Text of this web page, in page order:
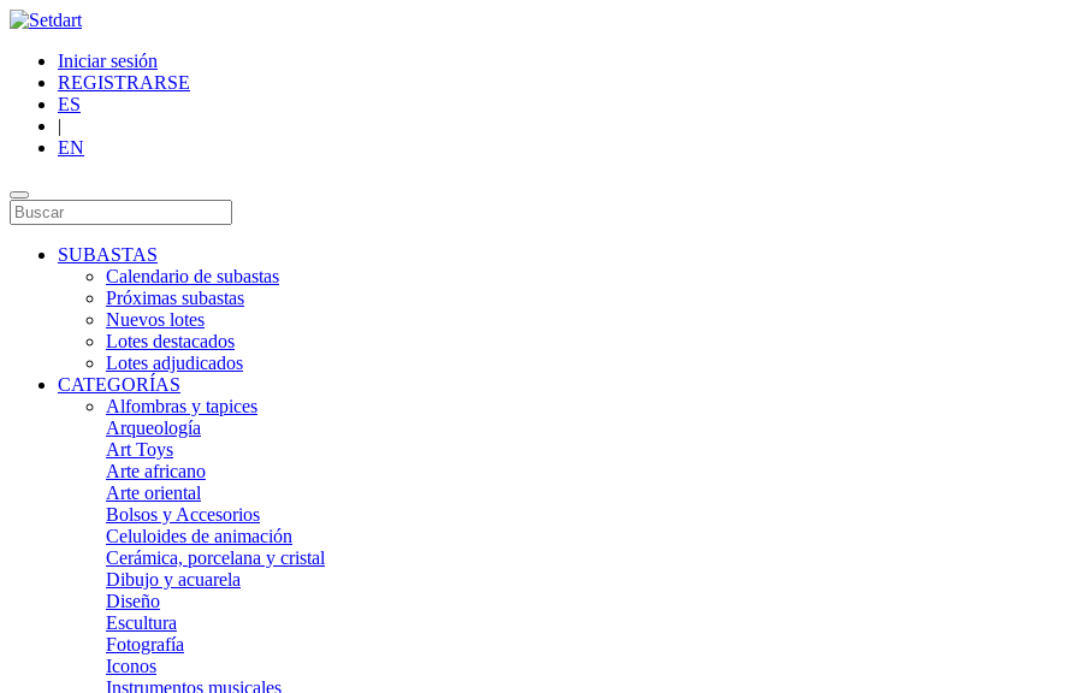
Iniciar sesión
REGISTRARSE
ES
|
EN
SUBASTAS
Calendario de subastas
Próximas subastas
Nuevos lotes
Lotes destacados
Lotes adjudicados
CATEGORÍAS
Alfombras y tapices
Arqueología
Art Toys
Arte africano
Arte oriental
Bolsos y Accesorios
Celuloides de animación
Cerámica, porcelana y cristal
Dibujo y acuarela
Diseño
Escultura
Fotografía
Iconos
Instrumentos musicales